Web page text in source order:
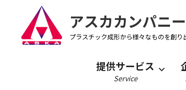
アスカカンパニ
プラスチック成形から様々なものを創り
提供サービス
Service